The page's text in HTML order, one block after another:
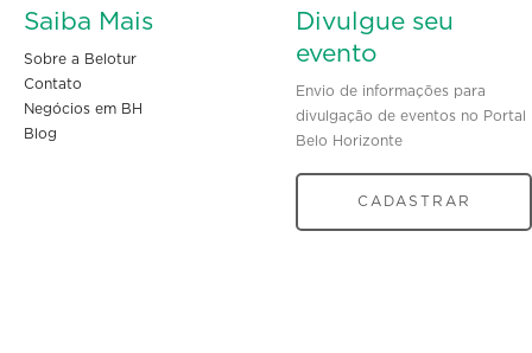
Saiba Mais
Sobre a Belotur
Contato
Negócios em BH
Blog
Divulgue seu
evento
Envio de informações para
divulgação de eventos no Portal
Belo Horizonte
CADASTRAR